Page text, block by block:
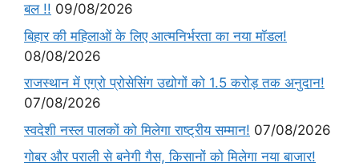
बल !! 09/08/2026
बिहार की महिलाओं के लिए आत्मनिर्भरता का नया मॉडल!
08/08/2026
राजस्थान में एग्रो प्रोसेसिंग उद्योगों को 1.5 करोड़ तक अनुदान!
07/08/2026
स्वदेशी नस्ल पालकों को मिलेगा राष्ट्रीय सम्मान! 07/08/2026
गोबर और पराली से बनेगी गैस, किसानों को मिलेगा नया बाजार!